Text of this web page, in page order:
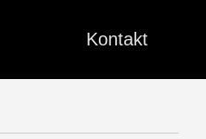
Kontakt